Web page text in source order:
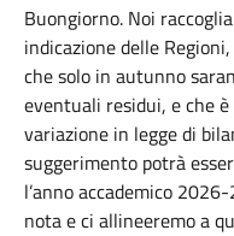
Buongiorno. Noi
indicazione delle
che solo in autunno
eventuali residui, e che
variazione in legge di
suggerimento potrà
l’anno accademico
nota e ci allineeremo a